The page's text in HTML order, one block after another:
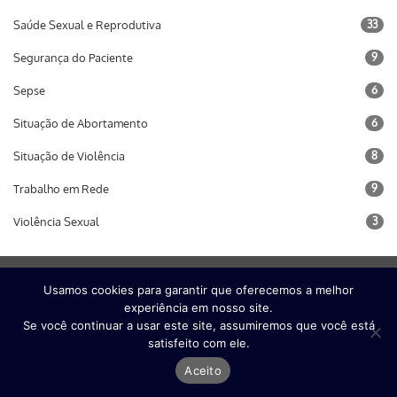
Saúde Sexual e Reprodutiva 33
Segurança do Paciente 9
Sepse 6
Situação de Abortamento 6
Situação de Violência 8
Trabalho em Rede 9
Violência Sexual 3
Conteúdo do Portal
Nossos Eixos Principais
Encontro com o Especialista
Usamos cookies para garantir que oferecemos a melhor
experiência em nosso site.
Se você continuar a usar este site, assumiremos que você está
satisfeito com ele.
Aceito